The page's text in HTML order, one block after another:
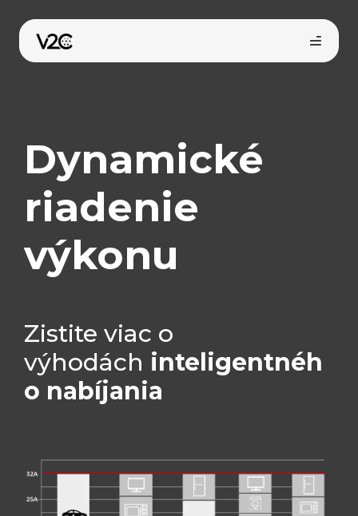
obsah
Kúpiť online
Dynamické
riadenie
výkonu
Zistite viac o
výhodách inteligentnéh
o nabíjania